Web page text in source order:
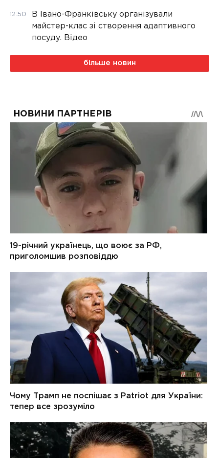
12:50
В Івано-Франківську організували
майстер-клас зі створення адаптивного
посуду. Відео
більше новин